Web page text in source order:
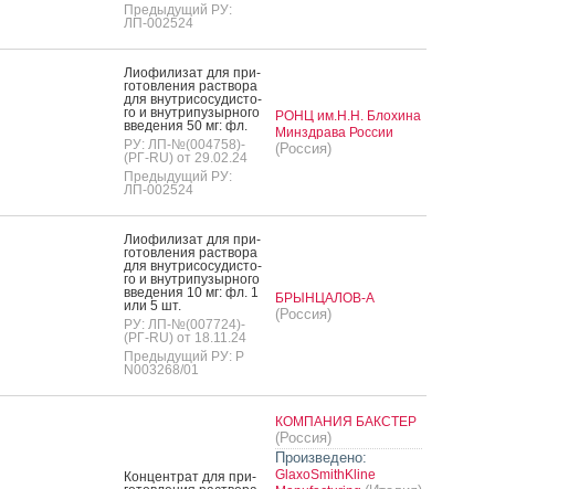
Предыдущий РУ:
ЛП-002524
Ли­офи­лизат для при­
готов­ле­ния рас­тво­ра
для внут­ри­сосу­дис­то­
го и внут­ри­пузыр­но­го
вве­дения 50 мг: фл.
РУ: ЛП-№(004758)-
(РГ-RU) от 29.02.24
Предыдущий РУ:
ЛП-002524
РОНЦ им.Н.Н. Блохина
Минздрава России
(Россия)
Ли­офи­лизат для при­
готов­ле­ния рас­тво­ра
для внут­ри­сосу­дис­то­
го и внут­ри­пузыр­но­го
вве­дения 10 мг: фл. 1
или 5 шт.
РУ: ЛП-№(007724)-
(РГ-RU) от 18.11.24
Предыдущий РУ: Р
N003268/01
БРЫНЦАЛОВ-А
(Россия)
Кон­цен­трат для при­
КОМПАНИЯ БАКСТЕР
(Россия)
Произведено:
GlaxoSmithKline